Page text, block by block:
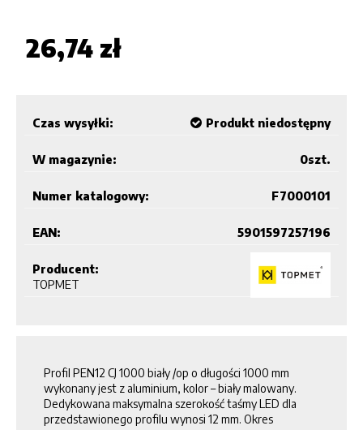
26,74 zł
Czas wysyłki: Produkt niedostępny
W magazynie: szt.
0
Numer katalogowy: F7000101
EAN: 5901597257196
Producent:
TOPMET
Profil PEN12 CJ 1000 biały /op o długości 1000 mm
wykonany jest z aluminium, kolor – biały malowany.
Dedykowana maksymalna szerokość taśmy LED dla
przedstawionego profilu wynosi 12 mm. Okres